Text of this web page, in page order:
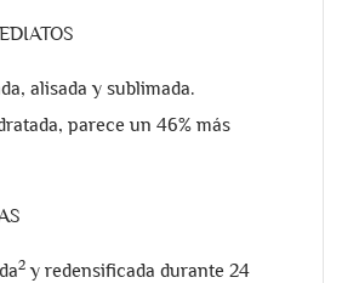
alisada y sublimada.
parece un 46% más
2 y redensificada durante 24